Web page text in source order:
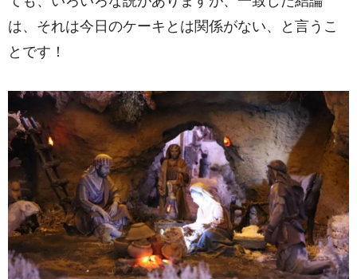
は、それは今日のケーキとは関係がない、と言うこ
とです！